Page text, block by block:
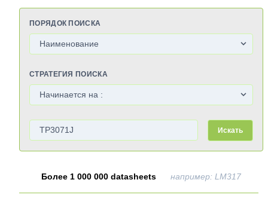
ПОРЯДОК ПОИСКА
СТРАТЕГИЯ ПОИСКА
Искать
Более 1 000 000 datasheets например: LM317